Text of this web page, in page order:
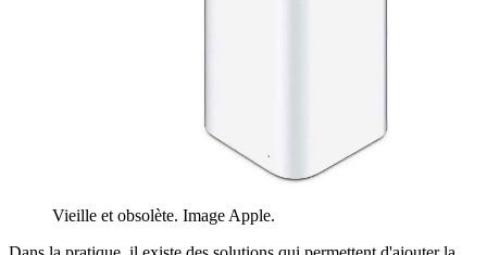
Vieille et obsolète. Image Apple.